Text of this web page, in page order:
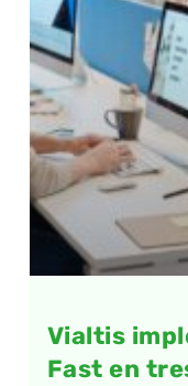
Vialtis
Fast en